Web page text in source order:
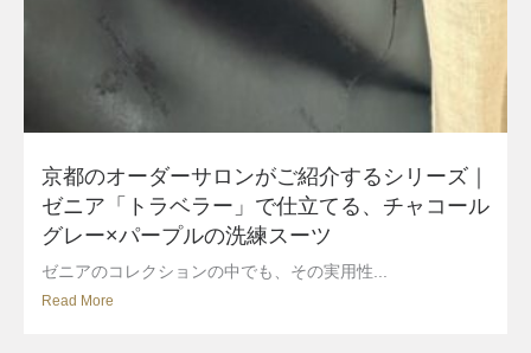
京都のオーダーサロンがご紹介するシリーズ｜
ゼニア「トラベラー」で仕立てる、チャコール
グレー×パープルの洗練スーツ
ゼニアのコレクションの中でも、その実用性...
Read More